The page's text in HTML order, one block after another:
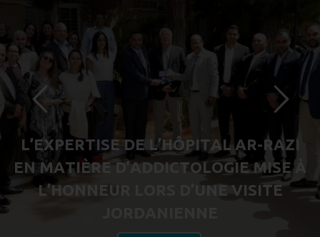
L’EXPERTISE DE L’HÔPITAL AR-RAZI
EN MATIÈRE D’ADDICTOLOGIE MISE
À
L’HONN EU R UNE VISITE